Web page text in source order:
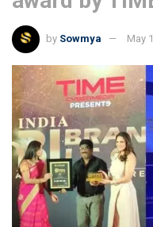
by Sowmya May